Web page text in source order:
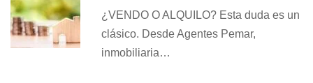
¿VENDO O ALQUILO? Esta duda es un
clásico. Desde Agentes Pemar,
inmobiliaria…